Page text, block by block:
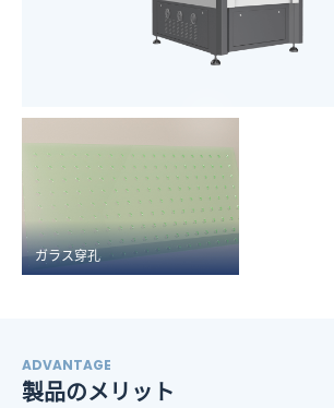
ガラス穿孔
ADVANTAGE
製品のメリット